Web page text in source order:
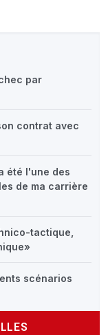
par
contrat avec
été l'une des
de ma carrière
tactique,
scénarios